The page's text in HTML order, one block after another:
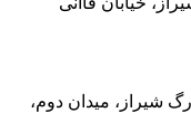
شیراز، میدان دوم،